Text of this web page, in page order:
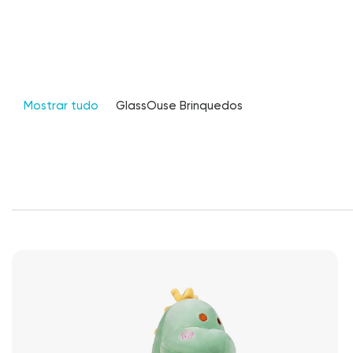
Mostrar tudo GlassOuse Brinquedos